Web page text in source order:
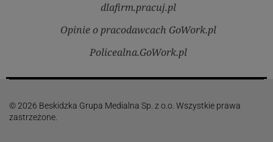
dlafirm.pracuj.pl
Opinie o pracodawcach GoWork.pl
Policealna.GoWork.pl
© 2026 Beskidzka Grupa Medialna Sp. z o.o. Wszystkie prawa
zastrzeżone.